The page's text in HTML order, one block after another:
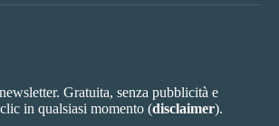
Gratuita, senza pubblicità e
in qualsiasi momento (disclaimer).